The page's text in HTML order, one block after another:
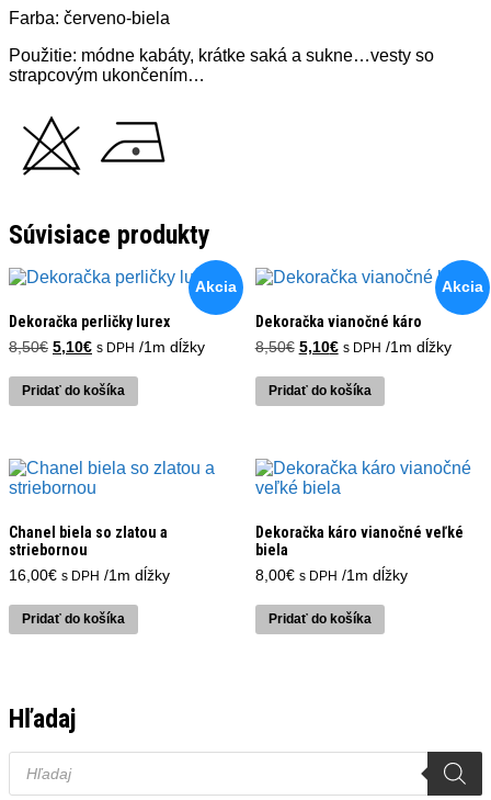
Farba: červeno-biela
Použitie: módne kabáty, krátke saká a sukne…vesty so
strapcovým ukončením…
Súvisiace produkty
Akcia
Dekoračka perličky lurex
8,50€ Pôvodná
bola:
8,50€.
5,10€Aktuálna
je:
5,10€.
s DPH /1m dĺžky
Pridať do košíka
Akcia
Dekoračka vianočné káro
8,50€ Pôvodná
bola:
8,50€.
5,10€Aktuálna
je:
5,10€.
s DPH /1m dĺžky
Pridať do košíka
Chanel biela so zlatou a
striebornou
16,00€ s DPH /1m dĺžky
Pridať do košíka
Dekoračka káro vianočné veľké
biela
8,00€ s DPH /1m dĺžky
Pridať do košíka
Hľadaj
Products
search